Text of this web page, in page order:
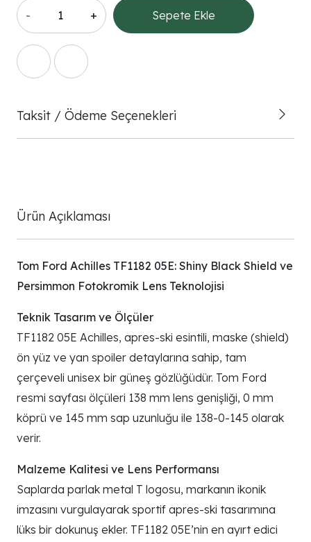
- + Sepete Ekle
Taksit / Ödeme Seçenekleri
Ürün Açıklaması
Tom Ford Achilles TF1182 05E: Shiny Black Shield ve
Persimmon Fotokromik Lens Teknolojisi
Teknik Tasarım ve Ölçüler
TF1182 05E Achilles, apres-ski esintili, maske (shield)
ön yüz ve yan spoiler detaylarına sahip, tam
çerçeveli unisex bir güneş gözlüğüdür. Tom Ford
resmi sayfası ölçüleri 138 mm lens genişliği, 0 mm
köprü ve 145 mm sap uzunluğu ile 138-0-145 olarak
verir.
Malzeme Kalitesi ve Lens Performansı
Saplarda parlak metal T logosu, markanın ikonik
imzasını vurgulayarak sportif apres-ski tasarımına
lüks bir dokunuş ekler. TF1182 05E’nin en ayırt edici